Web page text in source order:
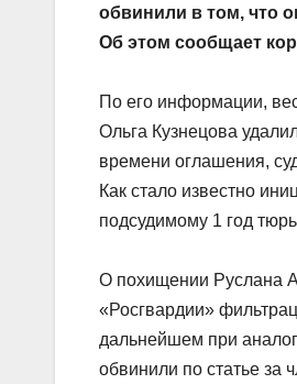
обвинили в том, что
Об этом сообщает
По его информации,
Ольга Кузнецова
времени оглашения,
Как стало известно
подсудимому 1 год
О похищении Руслана
«Росгвардии»
дальнейшем при
обвинили по статье за